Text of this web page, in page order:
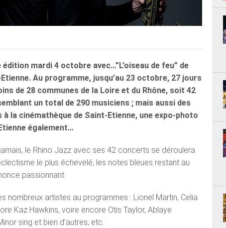
mardi 4 octobre avec…”L’oiseau de feu” de
Au programme, jusqu’au 23 octobre, 27 jours
de 28 communes de la Loire et du Rhône, soit 42
un total de 290 musiciens ; mais aussi des
la cinémathèque de Saint-Etienne, une expo-photo
également…
le Rhino Jazz avec ses 42 concerts se déroulera
le plus échevelé, les notes bleues restant au
passionnant.
nombreux artistes au programmes : Lionel Martin, Celia
Kaz Hawkins, voire encore Otis Taylor, Ablaye
sing et bien d’autres, etc.